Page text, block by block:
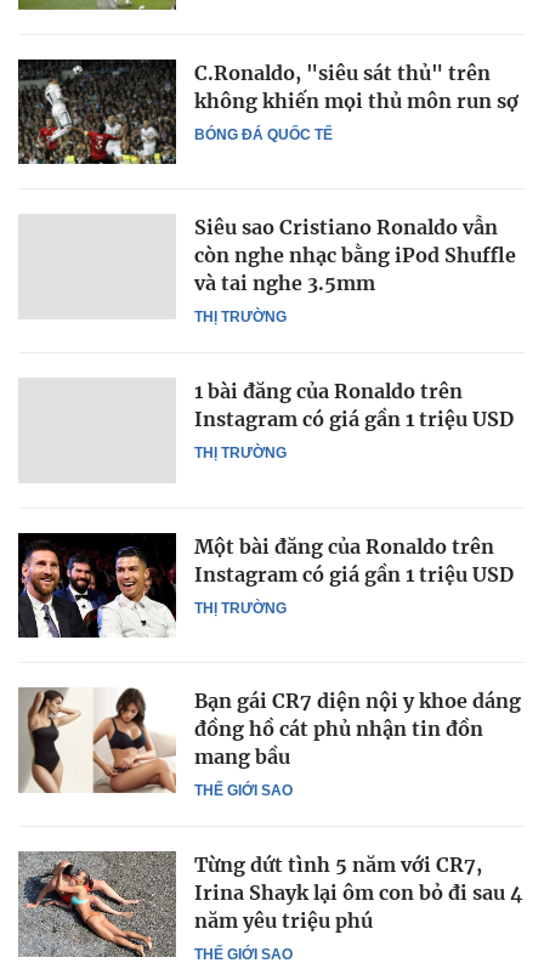
BÓNG ĐÁ QUỐC TẾ
C.Ronaldo, "siêu sát thủ" trên
không khiến mọi thủ môn run sợ
THỊ TRƯỜNG
Siêu sao Cristiano Ronaldo vẫn
còn nghe nhạc bằng iPod Shuffle
và tai nghe 3.5mm
THỊ TRƯỜNG
1 bài đăng của Ronaldo trên
Instagram có giá gần 1 triệu USD
THỊ TRƯỜNG
Một bài đăng của Ronaldo trên
Instagram có giá gần 1 triệu USD
THẾ GIỚI SAO
Bạn gái CR7 diện nội y khoe dáng
đồng hồ cát phủ nhận tin đồn
mang bầu
THẾ GIỚI SAO
Từng dứt tình 5 năm với CR7,
Irina Shayk lại ôm con bỏ đi sau 4
năm yêu triệu phú